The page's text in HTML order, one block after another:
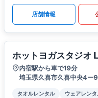
店舗情報
ホットヨガスタジオ
内宿駅から車で19分
埼玉県久喜市久喜中央4ー
タオルレンタル ウェアレン